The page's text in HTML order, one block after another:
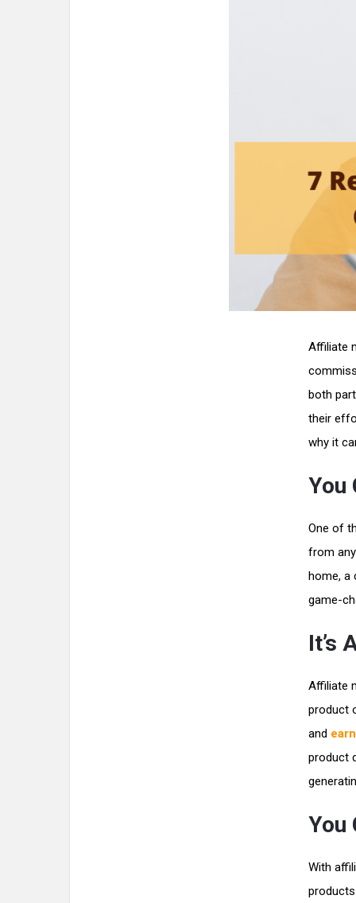
Affiliate
both
their
why it
You
One of
from
home, a
game-
It’s
Affiliate
product
and
product
You
With